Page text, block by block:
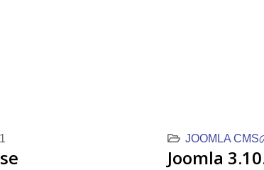
JOOMLA CMS
Joomla